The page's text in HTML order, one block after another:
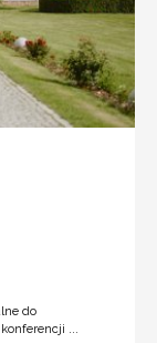
do
...